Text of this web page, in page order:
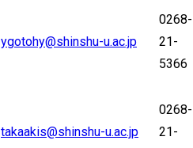
ygotohy@shinshu-u.ac.jp
0268-
21-
5366
takaakis@shinshu-u.ac.jp
0268-
21-